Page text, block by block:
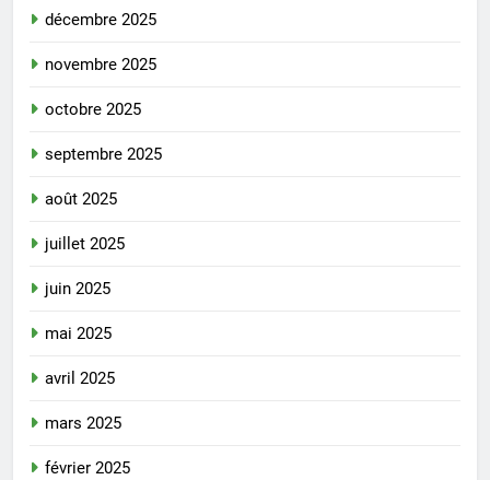
décembre 2025
novembre 2025
octobre 2025
septembre 2025
août 2025
juillet 2025
juin 2025
mai 2025
avril 2025
mars 2025
février 2025